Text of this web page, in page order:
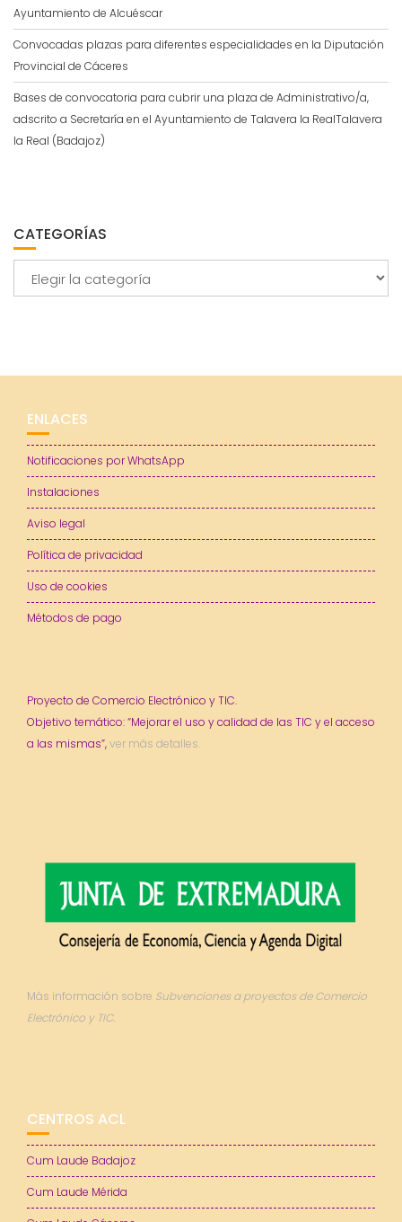
Ayuntamiento de Alcuéscar
Convocadas plazas para diferentes especialidades en la Diputación
Provincial de Cáceres
Bases de convocatoria para cubrir una plaza de Administrativo/a,
adscrito a Secretaría en el Ayuntamiento de Talavera la RealTalavera
la Real (Badajoz)
CATEGORÍAS
ENLACES
Notificaciones por WhatsApp
Instalaciones
Aviso legal
Política de privacidad
Uso de cookies
Métodos de pago
Proyecto de Comercio Electrónico y TIC.
Objetivo temático: “Mejorar el uso y calidad de las TIC y el acceso
a las mismas”,ver más detalles.
Más información sobre Subvenciones a proyectos de Comercio
Electrónico y TIC.
CENTROS ACL
Cum Laude Badajoz
Cum Laude Mérida